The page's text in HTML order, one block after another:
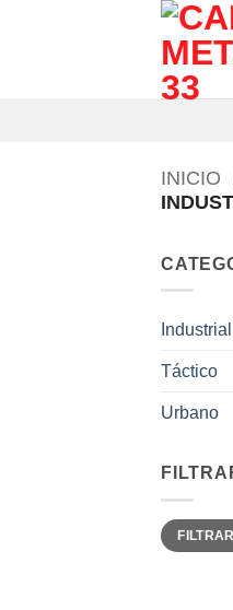
INICIO
Industrial
Táctico
Urbano
Precio
mínimo
Precio
máximo
FILTRAR